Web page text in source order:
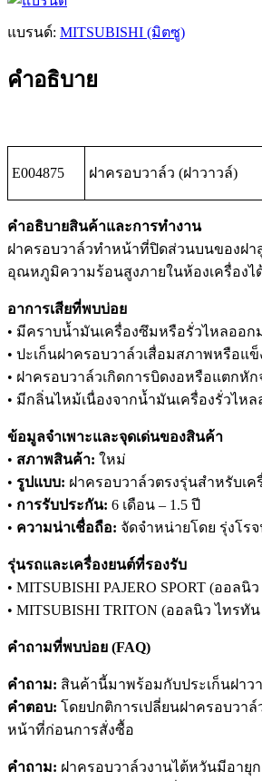
แบรนด์: MITSUBISHI (มิตซู)
คำอธิบาย
E004875 ฝาครอบวาล์ว (ฝาวาวล์)
คำอธิบายสินค้าและการทำงาน
ฝาครอบวาล์วทำหน้าที่ปิดส่วนบนของฝา
อุณหภูมิความร้อนสูงภายในห้องเครื่องไ
อาการเสียที่พบบ่อย
• มีคราบน้ำมันเครื่องซึมหรือรั่วไหลออ
• ปะเก็นฝาครอบวาล์วเสื่อมสภาพหรือแ
• ฝาครอบวาล์วเกิดการบิดงอหรือแตกหั
• มีกลิ่นไหม้เนื่องจากน้ำมันเครื่องรั่วไห
ข้อมูลจำเพาะและจุดเด่นของสินค้า
• สภาพสินค้า: ใหม่
• รูปแบบ: ฝาครอบวาล์วตรงรุ่นสำหรับเค
• การรับประกัน: 6 เดือน – 1.5 ปี
• ความน่าเชื่อถือ: จัดจำหน่ายโดย รุ่งโร
รุ่นรถและเครื่องยนต์ที่รองรับ
• MITSUBISHI PAJERO SPORT (ออลนิ
• MITSUBISHI TRITON (ออลนิว ไทรทัน
คำถามที่พบบ่อย (FAQ)
คำถาม: สินค้านี้มาพร้อมกับประเก็นฝาว
คำตอบ: โดยปกติการเปลี่ยนฝาครอบวา
หน้าที่ก่อนการสั่งซื้อ
คำถาม: ฝาครอบวาล์วงานไต้หวันมีอายุ